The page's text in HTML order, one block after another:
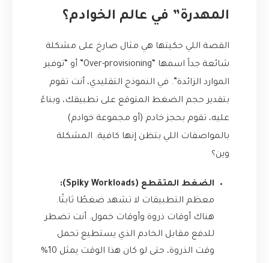
المهدرة” في عالم الخوادم؟
القصة اللي حكيتها هي مثال صارخ على مشكلة
شائعة جداً اسمها “Over-provisioning” أو “توفير
الموارد الزائدة”. في النموذج التقليدي، أنت تقوم
بتقدير حجم الضغط المتوقع على تطبيقك، وبناءً
عليه، تقوم بحجز خادم (أو مجموعة خوادم)
بالمواصفات اللي بتظن إنها كافية. المشكلة
وين؟
الضغط المتقطع (Spiky Workloads):
معظم التطبيقات لا تشهد ضغطًا ثابتًا.
هناك أوقات ذروة وأوقات خمول. أنت تضطر
للدفع مقابل الخادم الذي يستطيع تحمل
وقت الذروة، حتى لو كان هذا الوقت يمثل 10%